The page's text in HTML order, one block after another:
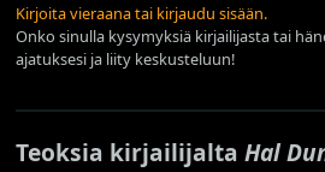
Kirjoita vieraana tai kirjaudu sisään.
Onko sinulla kysymyksiä kirjailijasta tai
ajatuksesi ja liity keskusteluun!
Teoksia kirjailijaltaHal